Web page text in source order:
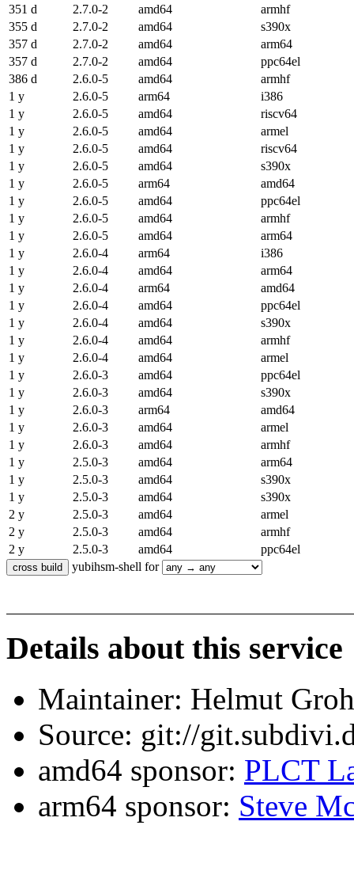
351 d
2.7.0-2 amd64
armhf
355 d
2.7.0-2 amd64
s390x
357 d
2.7.0-2 amd64
arm64
357 d
2.7.0-2 amd64
ppc64el
386 d
2.6.0-5 amd64
armhf
1 y
2.6.0-5 arm64
i386
1 y
2.6.0-5 amd64
riscv64
1 y
2.6.0-5 amd64
armel
1 y
2.6.0-5 amd64
riscv64
1 y
2.6.0-5 amd64
s390x
1 y
2.6.0-5 arm64
amd64
1 y
2.6.0-5 amd64
ppc64el
1 y
2.6.0-5 amd64
armhf
1 y
2.6.0-5 amd64
arm64
1 y
2.6.0-4 arm64
i386
1 y
2.6.0-4 amd64
arm64
1 y
2.6.0-4 arm64
amd64
1 y
2.6.0-4 amd64
ppc64el
1 y
2.6.0-4 amd64
s390x
1 y
2.6.0-4 amd64
armhf
1 y
2.6.0-4 amd64
armel
1 y
2.6.0-3 amd64
ppc64el
1 y
2.6.0-3 amd64
s390x
1 y
2.6.0-3 arm64
amd64
1 y
2.6.0-3 amd64
armel
1 y
2.6.0-3 amd64
armhf
1 y
2.5.0-3 amd64
arm64
1 y
2.5.0-3 amd64
s390x
1 y
2.5.0-3 amd64
s390x
2 y
2.5.0-3 amd64
armel
2 y
2.5.0-3 amd64
armhf
2 y
2.5.0-3 amd64
ppc64el
yubihsm-shell for
Details about this service
Maintainer: Helmut
Source: git://
amd64 sponsor: PLCT
arm64 sponsor: Steve